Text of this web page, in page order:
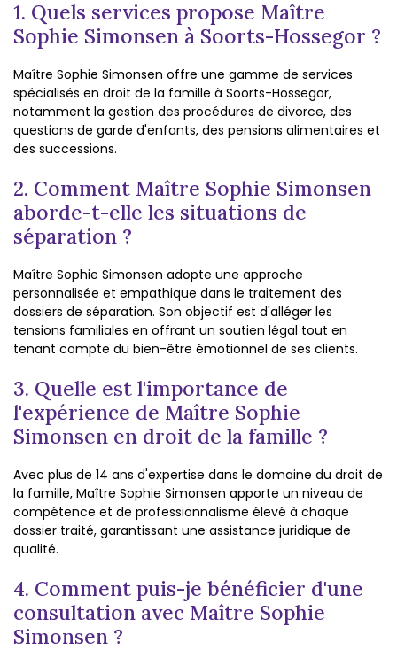
1. Quels services propose Maître
Sophie Simonsen à Soorts-Hossegor ?
Maître Sophie Simonsen offre une gamme de services
spécialisés en droit de la famille à Soorts-Hossegor,
notamment la gestion des procédures de divorce, des
questions de garde d'enfants, des pensions alimentaires et
des successions.
2. Comment Maître Sophie Simonsen
aborde-t-elle les situations de
séparation ?
Maître Sophie Simonsen adopte une approche
personnalisée et empathique dans le traitement des
dossiers de séparation. Son objectif est d'alléger les
tensions familiales en offrant un soutien légal tout en
tenant compte du bien-être émotionnel de ses clients.
3. Quelle est l'importance de
l'expérience de Maître Sophie
Simonsen en droit de la famille ?
Avec plus de 14 ans d'expertise dans le domaine du droit de
la famille, Maître Sophie Simonsen apporte un niveau de
compétence et de professionnalisme élevé à chaque
dossier traité, garantissant une assistance juridique de
qualité.
4. Comment puis-je bénéficier d'une
consultation avec Maître Sophie
Simonsen ?